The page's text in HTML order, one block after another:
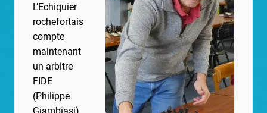
L’Echiquier
rochefortais
compte
maintenant
un arbitre
FIDE
(Philippe